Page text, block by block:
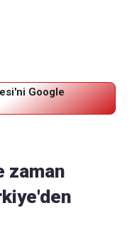
Google
zaman